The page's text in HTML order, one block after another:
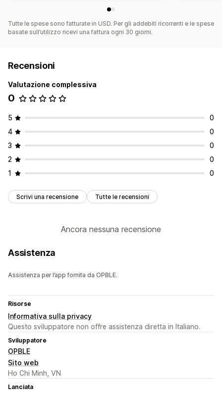
Tutte le spese sono fatturate in USD. Per gli addebiti ricorrenti e le spese
basate sull’utilizzo ricevi una fattura ogni 30 giorni.
Recensioni
Valutazione complessiva
0
5
0
4
0
3
0
2
0
1
0
Scrivi una recensione Tutte le recensioni
Ancora nessuna recensione
Assistenza
Assistenza per l’app fornita da OPBLE.
Risorse
Informativa sulla privacy
Questo sviluppatore non offre assistenza diretta in Italiano.
Sviluppatore
OPBLE
Sito web
Ho Chi Minh, VN
Lanciata